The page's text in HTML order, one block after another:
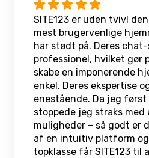
SITE123 er uden tvivl
mest brugervenlige
har stødt på. Deres
professionel, hvilket gør
skabe en imponerende
enkel. Deres ekspertise
enestående. Da jeg først
stoppede jeg straks
muligheder – så godt er
af en intuitiv platform
topklasse får SITE123 til